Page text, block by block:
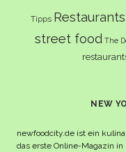
Tipps Restaurants
street food The
NEW
newfoodcity.de ist ein
das erste Online-Magazin